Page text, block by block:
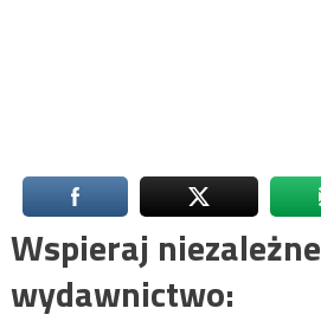
Wspieraj niezależne
wydawnictwo: